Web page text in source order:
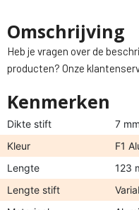
Omschrijving
Heb je vragen over de
producten? Onze
Kenmerken
Dikte stift
7 mm
Kleur
F1
Lengte
123
Lengte stift